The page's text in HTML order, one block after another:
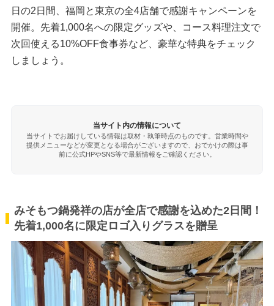
日の2日間、福岡と東京の全4店舗で感謝キャンペーンを
開催。先着1,000名への限定グッズや、コース料理注文で
次回使える10%OFF食事券など、豪華な特典をチェック
しましょう。
当サイト内の情報について
当サイトでお届けしている情報は取材・執筆時点のものです。営業時間や
提供メニューなどが変更となる場合がございますので、おでかけの際は事
前に公式HPやSNS等で最新情報をご確認ください。
みそもつ鍋発祥の店が全店で感謝を込めた2日間！
先着1,000名に限定ロゴ入りグラスを贈呈